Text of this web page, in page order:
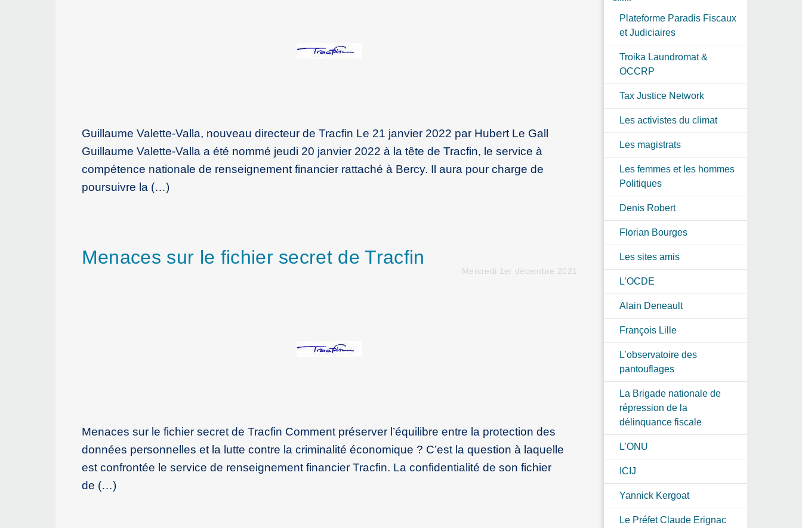
Guillaume Valette-Valla, nouveau directeur de Tracfin Le 21 janvier 2022 par Hubert Le Gall
Guillaume Valette-Valla a été nommé jeudi 20 janvier 2022 à la tête de Tracfin, le service à
compétence nationale de renseignement financier rattaché à Bercy. Il aura pour charge de
poursuivre la (…)
Menaces sur le fichier secret de Tracfin
Mercredi 1er décembre 2021
Menaces sur le fichier secret de Tracfin Comment préserver l’équilibre entre la protection des
données personnelles et la lutte contre la criminalité économique ? C’est la question à laquelle
est confrontée le service de renseignement financier Tracfin. La confidentialité de son fichier
de (…)
Plateforme Paradis Fiscaux
et Judiciaires
Troika Laundromat &
OCCRP
Tax Justice Network
Les activistes du climat
Les magistrats
Les femmes et les hommes
Politiques
Denis Robert
Florian Bourges
Les sites amis
L’OCDE
Alain Deneault
François Lille
L’observatoire des
pantouflages
La Brigade nationale de
répression de la
délinquance fiscale
L’ONU
ICIJ
Yannick Kergoat
Le Préfet Claude Erignac